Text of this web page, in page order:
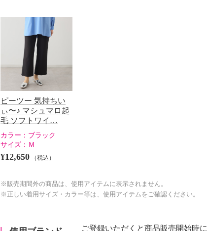
ピーツー 気持ちい
ぃ〜♪ マシュマロ起
毛 ソフトワイ…
カラー： ブラック
サイズ： Ｍ
¥12,650 （税込）
※販売期間外の商品は、使用アイテムに表示されません。
※正しい着用サイズ・カラー等は、使用アイテムをご確認ください。
ご登録いただくと商品販売開始時に